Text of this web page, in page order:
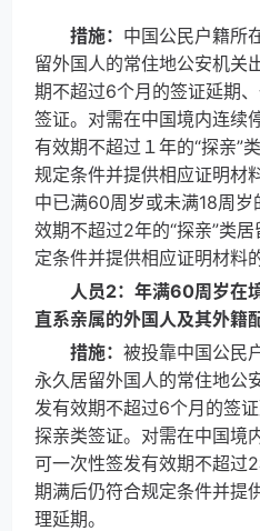
措施： 中国公民户籍所
留外国人的常住地公安机关
期不超过6个月的签证延期
签证。对需在中国境内连续
有效期不超过１年的“探亲”
规定条件并提供相应证明材
中已满60周岁或未满18周
效期不超过2年的“探亲”类
定条件并提供相应证明材料
人员2：年满60周岁在
直系亲属的外国人及其外籍
措施： 被投靠中国公民
永久居留外国人的常住地公
发有效期不超过6个月的签
探亲类签证。对需在中国境
可一次性签发有效期不超过2
期满后仍符合规定条件并提
理延期。